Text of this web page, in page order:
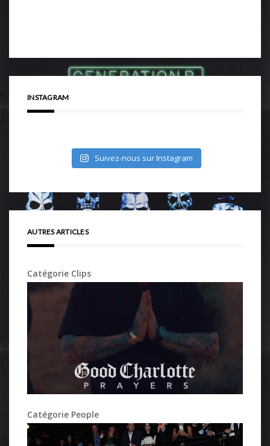
INSTAGRAM
Suivez-nous sur Instagram
AUTRES ARTICLES
Catégorie Clips
Catégorie People